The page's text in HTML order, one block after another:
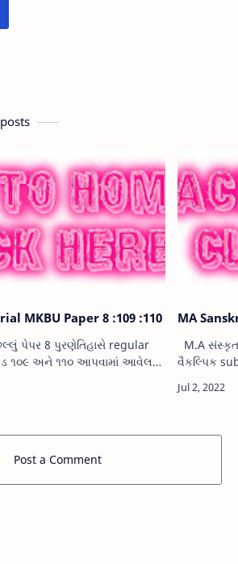
MKBU Paper 8 :109 :110
પેપર 8 પુરણેતિહાસે regular
૧૦૯ અને ૧૧૦ આપવામાં આવેલ
MA
M.A સંસ્કૃત
વૈકલ્પિક
આપવામાં
Post a Comment